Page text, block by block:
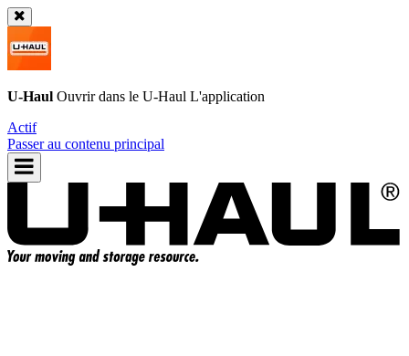
U-Haul Ouvrir dans le U-Haul L'application
Actif
Passer au contenu principal